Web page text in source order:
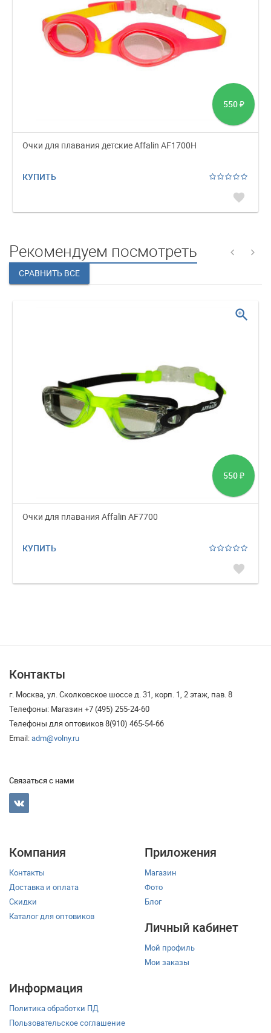
550 ₽
Очки для плавания детские Affalin AF1700H
КУПИТЬ
favorite
Рекомендуем посмотреть
550 ₽
Очки для плавания Affalin AF7700
КУПИТЬ
favorite
zoom_in
Контакты
г. Москва, ул. Сколковское шоссе д. 31, корп. 1, 2 этаж, пав. 8
Телефоны: Магазин +7 (495) 255-24-60
Телефоны для оптовиков 8(910) 465-54-66
Email:adm@volny.ru
Связаться с нами
Компания
Контакты
Доставка и оплата
Скидки
Каталог для оптовиков
Приложения
Магазин
Фото
Блог
Личный кабинет
Мой профиль
Мои заказы
Информация
Политика обработки ПД
Пользовательское соглашение